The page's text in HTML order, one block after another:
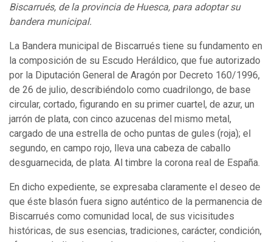
Biscarrués, de la provincia de Huesca, para adoptar su
bandera municipal.
La Bandera municipal de Biscarrués tiene su fundamento en
la composición de su Escudo Heráldico, que fue autorizado
por la Diputación General de Aragón por Decreto 160/1996,
de 26 de julio, describiéndolo como cuadrilongo, de base
circular, cortado, figurando en su primer cuartel, de azur, un
jarrón de plata, con cinco azucenas del mismo metal,
cargado de una estrella de ocho puntas de gules (roja); el
segundo, en campo rojo, lleva una cabeza de caballo
desguarnecida, de plata. Al timbre la corona real de España.
En dicho expediente, se expresaba claramente el deseo de
que éste blasón fuera signo auténtico de la permanencia de
Biscarrués como comunidad local, de sus vicisitudes
históricas, de sus esencias, tradiciones, carácter, condición,